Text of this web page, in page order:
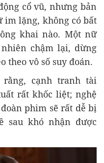
cổ vũ, nhưng bản
lặng, không có bất
khai nào. Một nữ
chậm lại, dừng
theo vô số suy đoán.
cạnh tranh tài
rất khốc liệt; nghệ
phim sẽ rất dễ bị
sau khó nhận được